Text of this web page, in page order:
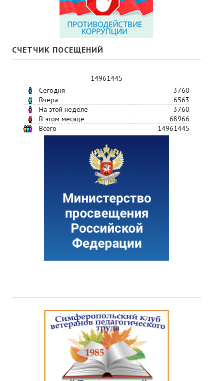
СЧЕТЧИК ПОСЕЩЕНИЙ
14961445
Сегодня
3760
Вчера
6563
На этой неделе
3760
В этом месяце
68966
Всего
14961445